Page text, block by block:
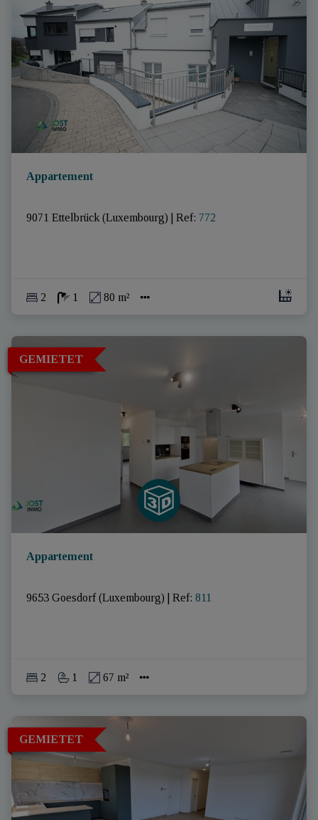
Appartement
9071 Ettelbrück (Luxembourg) Ref: 772
2 1 80 m²
GEMIETET
Appartement
9653 Goesdorf (Luxembourg) Ref: 811
2 1 67 m²
GEMIETET